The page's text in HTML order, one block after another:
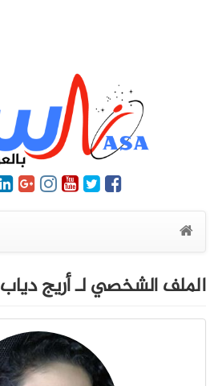
الملف الشخصي لـ أريج دياب